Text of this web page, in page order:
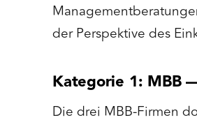
der Perspektive des
Kategorie 1: MBB
Die drei MBB-Firmen